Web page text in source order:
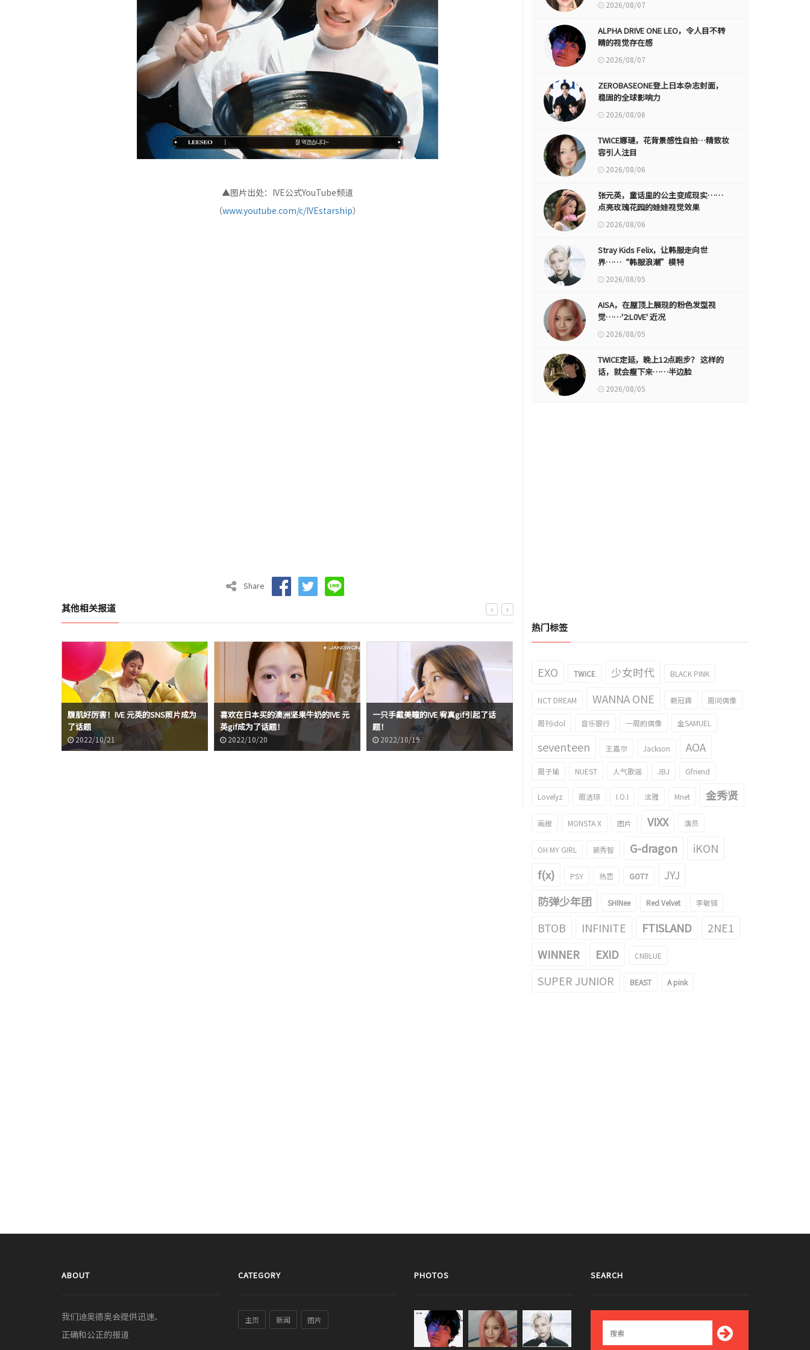
▲图片出处：IVE公式YouTube频道
（www.youtube.com/c/IVEstarship）
Share
其他相关报道
腹肌好厉害！IVE 元英的SNS照片成为
了话题
2022/10/21
喜欢在日本买的澳洲坚果牛奶的IVE 元
英gif成为了话题！
2022/10/20
一只手戴美瞳的IVE 宥真gif引起了话
题！
2022/10/19
告成为了话题
题！
2026/08/07
ALPHA DRIVE ONE LEO，令人目不转
睛的视觉存在感
2026/08/07
ZEROBASEONE登上日本杂志封面，
稳固的全球影响力
2026/08/06
TWICE娜璉，花背景感性自拍…精致妆
容引人注目
2026/08/06
张元英，童话里的公主变成现实……
点亮玫瑰花园的娃娃视觉效果
2026/08/06
Stray Kids Felix，让韩服走向世
界……“韩服浪潮”模特
2026/08/05
AISA，在屋顶上展现的粉色发型视
觉……'2:L0VE' 近况
2026/08/05
TWICE定延，晚上12点跑步？ 这样的
话，就会瘦下来……半边脸
2026/08/05
热门标签
EXO TWICE 少女时代 BLACK PINK
NCT DREAM WANNA ONE 赖冠霖 周间偶像
周刊idol 音乐银行 一周的偶像 金SAMUEL
seventeen 王嘉尔 Jackson AOA
周子瑜 NUEST 人气歌谣 JBJ Gfriend
Lovelyz 周洁琼 I.O.I 泫雅 Mnet 金秀贤
画报 MONSTA X 图片 VIXX 演员
OH MY GIRL 裴秀智 G-dragon
iKON
f(x)
PSY 热恋 GOT7
JYJ
防弹少年团
SHINee Red Velvet 李敏镐
BTOB INFINITE FTISLAND
2NE1
WINNER
EXID CNBLUE
SUPER JUNIOR BEAST A pink
ABOUT
我们迪奥德奥会提供迅速、
正确和公正的报道
CATEGORY
主页 新闻 图片
PHOTOS SEARCH